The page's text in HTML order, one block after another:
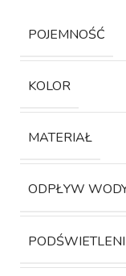
POJEMNOŚĆ
KOLOR
MATERIAŁ
ODPŁYW